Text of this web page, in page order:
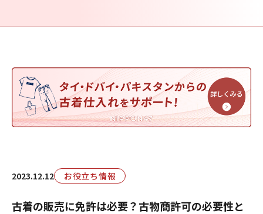
2023.12.12 お役立ち情報
古着の販売に免許は必要？古物商許可の必要性と